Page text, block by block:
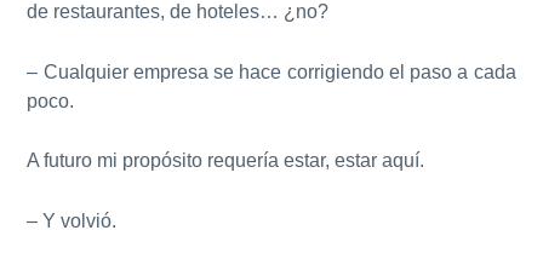
de restaurantes, de hoteles… ¿no?
– Cualquier empresa se hace corrigiendo el paso a cada
poco.
A futuro mi propósito requería estar, estar aquí.
– Y volvió.